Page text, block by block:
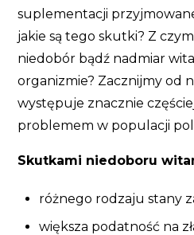
suplementacji
jakie są tego skutki? Z
niedobór bądź nadmiar
organizmie? Zacznijmy od
występuje znacznie
problemem w populacji
Skutkami niedoboru
różnego rodzaju stany
większa podatność na